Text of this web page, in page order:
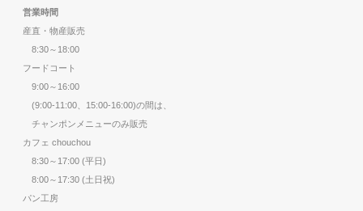
営業時間
産直・物産販売
8:30～18:00
フードコート
9:00～16:00
(9:00-11:00、15:00-16:00)の間は、
チャンポンメニューのみ販売
カフェ chouchou
8:30～17:00 (平日)
8:00～17:30 (土日祝)
パン工房